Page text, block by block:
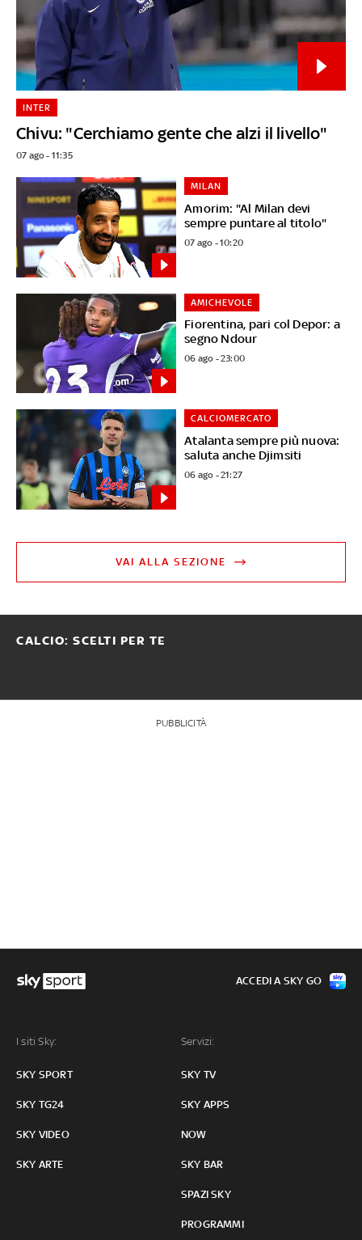
Chivu: "Cerchiamo gente che alzi il livello"
INTER
07 ago - 11:35
Amorim: "Al Milan devi
sempre puntare al titolo"
MILAN
07 ago - 10:20
Fiorentina, pari col Depor: a
segno Ndour
AMICHEVOLE
06 ago - 23:00
Atalanta sempre più nuova:
saluta anche Djimsiti
CALCIOMERCATO
06 ago - 21:27
VAI ALLA SEZIONE
CALCIO: SCELTI PER TE
PUBBLICITÀ
I siti Sky:
SKY SPORT
SKY TG24
SKY VIDEO
SKY ARTE
Servizi:
SKY TV
SKY APPS
NOW
SKY BAR
SPAZI SKY
PROGRAMMI
ACCEDI A SKY GO